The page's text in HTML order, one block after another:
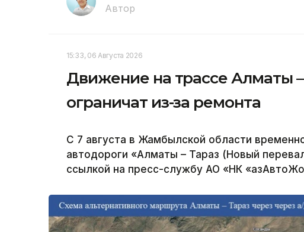
Автор
15:33, 06 Августа 2026
Движение на трассе Алматы
ограничат из-за ремонта
С 7 августа в Жамбылской области
автодороги «Алматы – Тараз (Новый
ссылкой на пресс-службу АО «НК